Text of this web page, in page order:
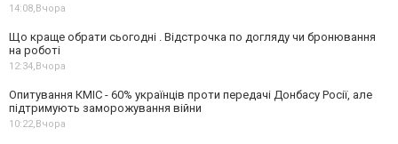
14:08, Вчора
Що краще обрати сьогодні . Відстрочка по догляду чи бронювання
на роботі
12:34, Вчора
Опитування КМІС - 60% українців проти передачі Донбасу Росії, але
підтримують заморожування війни
10:22, Вчора